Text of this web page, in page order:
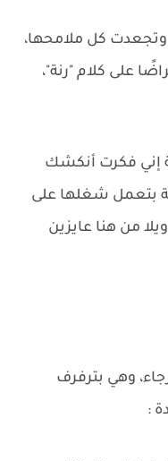
وتجعدت كل ملامحها،
على كلام "رنة"،
إني فكرت أنكشك
بتعمل شغلها على
من هنا عايزين
وهي بترفرف
: